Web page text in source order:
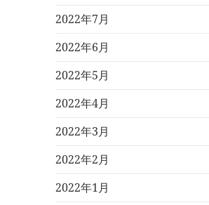
2022年7月
2022年6月
2022年5月
2022年4月
2022年3月
2022年2月
2022年1月